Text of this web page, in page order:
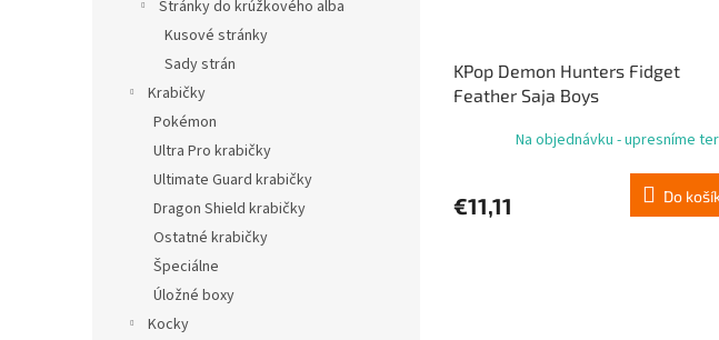
Stránky do krúžkového alba
Kusové stránky
Sady strán
Krabičky
Pokémon
Ultra Pro krabičky
Ultimate Guard krabičky
Dragon Shield krabičky
Ostatné krabičky
Špeciálne
Úložné boxy
Kocky
KPop Demon Hunters Fidget
Feather Saja Boys
Na objednávku - upresníme
€11,11 Do